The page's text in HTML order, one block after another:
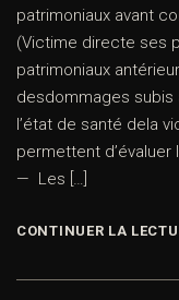
patrimoniaux avant
(Victime directe ses
patrimoniaux
desdommages subis
l’état de santé dela
permettent
— Les […]
CONTINUER LA